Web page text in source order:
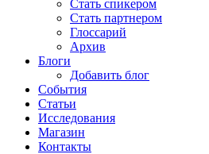
Стать спикером
Стать партнером
Глоссарий
Архив
Блоги
Добавить блог
События
Статьи
Исследования
Магазин
Контакты